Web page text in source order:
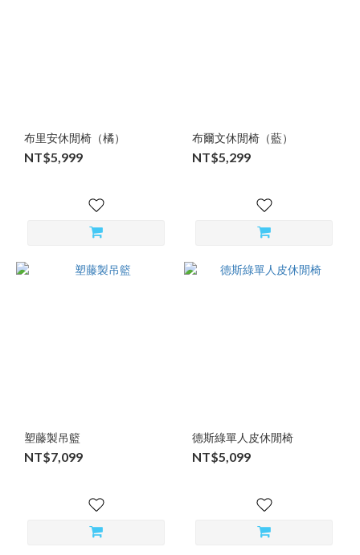
布里安休閒椅（橘）
NT$5,999
布爾文休閒椅（藍）
NT$5,299
塑藤製吊籃
NT$7,099
德斯綠單人皮休閒椅
NT$5,099